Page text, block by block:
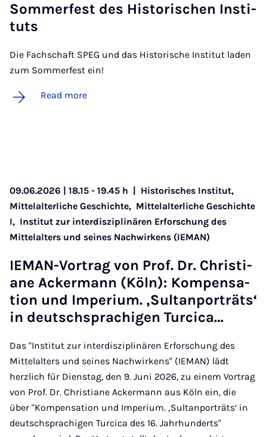
Som­mer­fest des His­tor­ischen In­sti­
tuts
Die Fachschaft SPEG und das Historische Institut laden
zum Sommerfest ein!
Read more
09.06.2026 | 18.15 - 19.45 h
Historisches Institut,
Mittelalterliche Geschichte, Mittelalterliche Geschichte
I, Institut zur interdisziplinären Erforschung des
Mittelalters und seines Nachwirkens (IEMAN)
IE­MAN-Vor­trag von Prof. Dr. Chris­ti­
ane Ack­er­mann (Köln): Kom­pens­a­
tion und Im­per­i­um. ‚Sultan­porträt­s‘
in deutschs­prac­hi­gen Turci­ca…
Das "Institut zur interdisziplinären Erforschung des
Mittelalters und seines Nachwirkens" (IEMAN) lädt
herzlich für Dienstag, den 9. Juni 2026, zu einem Vortrag
von Prof. Dr. Christiane Ackermann aus Köln ein, die
über "Kompensation und Imperium. ‚Sultanporträts‘ in
deutschsprachigen Turcica des 16. Jahrhunderts"